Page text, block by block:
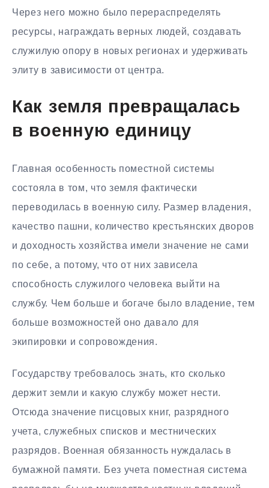
Через него можно было перераспределять
ресурсы, награждать верных людей, создавать
служилую опору в новых регионах и удерживать
элиту в зависимости от центра.
Как земля превращалась
в военную единицу
Главная особенность поместной системы
состояла в том, что земля фактически
переводилась в военную силу. Размер владения,
качество пашни, количество крестьянских дворов
и доходность хозяйства имели значение не сами
по себе, а потому, что от них зависела
способность служилого человека выйти на
службу. Чем больше и богаче было владение, тем
больше возможностей оно давало для
экипировки и сопровождения.
Государству требовалось знать, кто сколько
держит земли и какую службу может нести.
Отсюда значение писцовых книг, разрядного
учета, служебных списков и местнических
разрядов. Военная обязанность нуждалась в
бумажной памяти. Без учета поместная система